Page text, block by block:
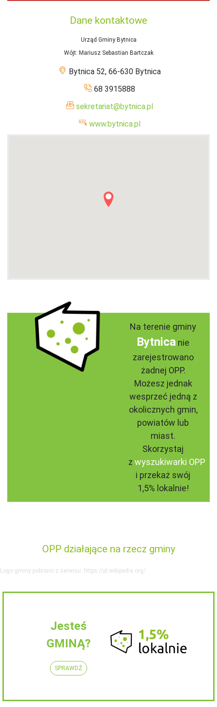
Dane kontaktowe
Urząd Gminy Bytnica
Wójt: Mariusz Sebastian Bartczak
Bytnica 52, 66-630 Bytnica
68 3915888
sekretariat@bytnica.pl
www.bytnica.pl
Na terenie gminy
Bytnica nie
zarejestrowano
żadnej OPP.
Możesz jednak
wesprzeć jedną z
okolicznych gmin,
powiatów lub
miast.
Skorzystaj
z wyszukiwarki OPP
i przekaż swój
1,5% lokalnie!
OPP działające na rzecz gminy
Logo gminy pobrano z serwisu: https://pl.wikipedia.org/
Jesteś
GMINĄ?
SPRAWDŹ